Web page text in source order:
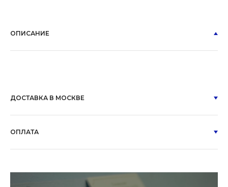
ОПИСАНИЕ
ДОСТАВКА В МОСКВЕ
ОПЛАТА